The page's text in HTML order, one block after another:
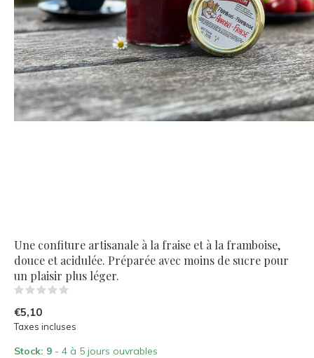
Une confiture artisanale à la fraise et à la framboise,
douce et acidulée. Préparée avec moins de sucre pour
un plaisir plus léger.
€5,10
Taxes incluses
Stock: 9 - 4 à 5 jours ouvrables